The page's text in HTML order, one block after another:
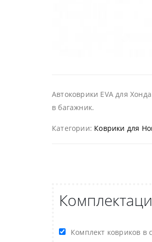
Автоковрики EVA для
в багажник.
Категории: Коврики для
Комплект ковриков в